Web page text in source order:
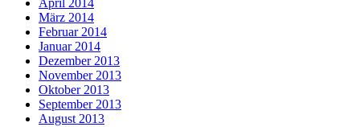
April 2014
März 2014
Februar 2014
Januar 2014
Dezember 2013
November 2013
Oktober 2013
September 2013
August 2013